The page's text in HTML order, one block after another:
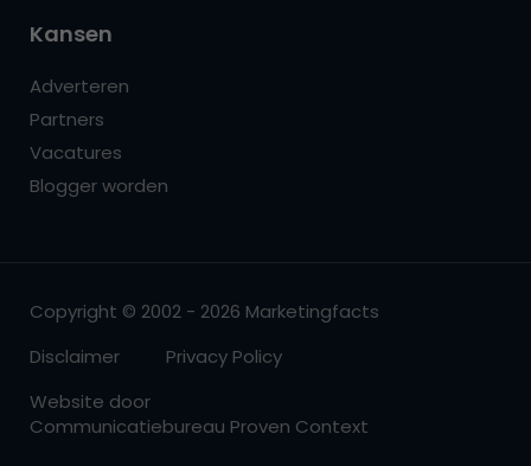
Kansen
Adverteren
Partners
Vacatures
Blogger worden
Copyright © 2002 - 2026 Marketingfacts
Disclaimer
Privacy Policy
Website door
Communicatiebureau Proven Context